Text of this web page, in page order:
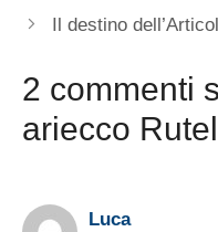
Il destino
2 commenti
ariecco
Luca